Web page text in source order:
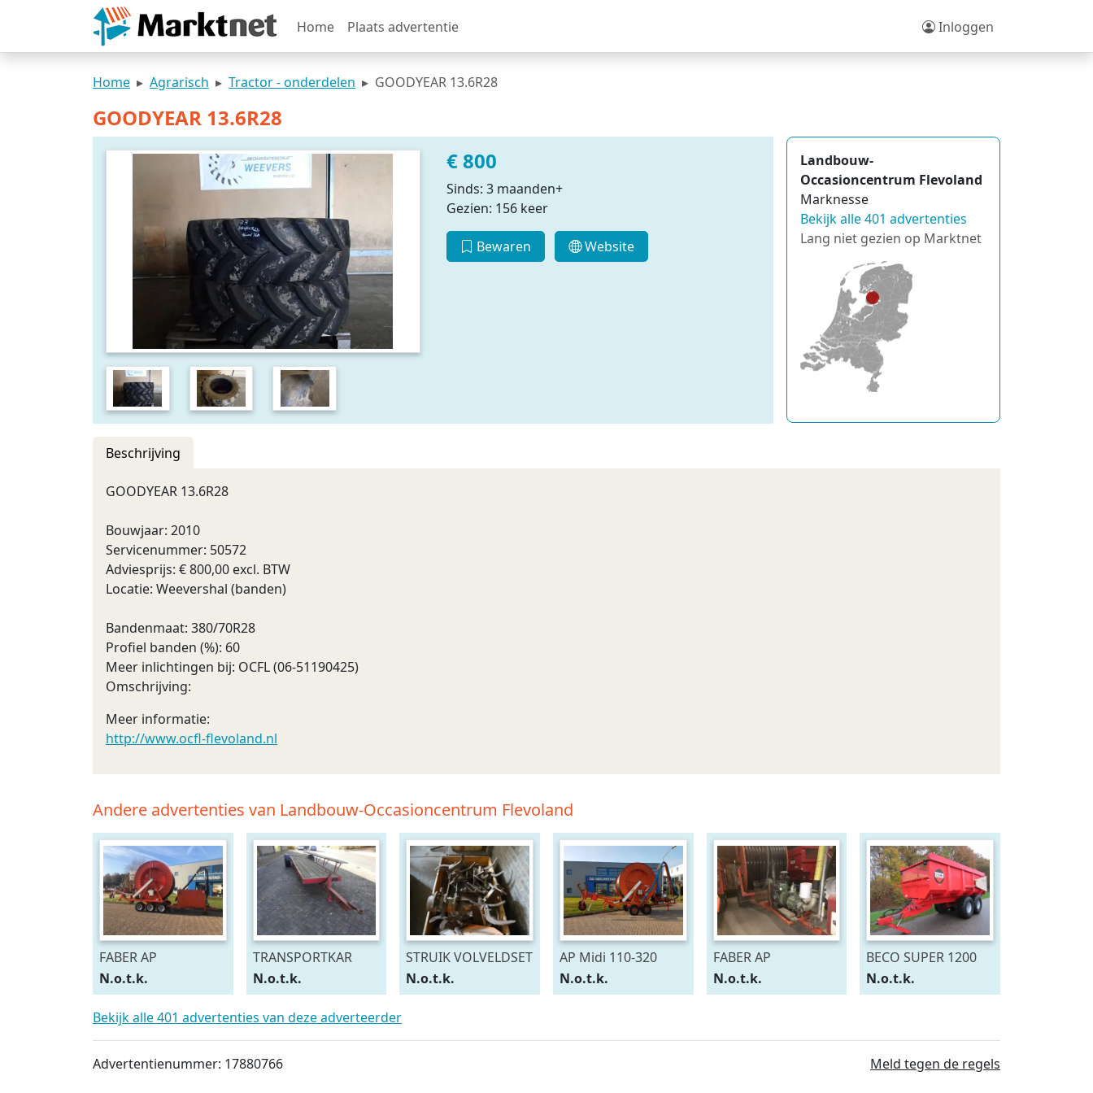
Home Plaats advertentie Inloggen
Home Agrarisch Tractor - onderdelen GOODYEAR 13.6R28
GOODYEAR 13.6R28
€ 800
Sinds: 3 maanden+
Gezien: 156 keer
Bewaren Website
Landbouw-
Occasioncentrum Flevoland
Marknesse
Bekijk alle 401 advertenties
Lang niet gezien op Marktnet
Beschrijving
GOODYEAR 13.6R28
Bouwjaar: 2010
Servicenummer: 50572
Adviesprijs: € 800,00 excl. BTW
Locatie: Weevershal (banden)
Bandenmaat: 380/70R28
Profiel banden (%): 60
Meer inlichtingen bij: OCFL (06-51190425)
Omschrijving:
Meer informatie:
http://www.ocfl-flevoland.nl
Andere advertenties van Landbouw-Occasioncentrum Flevoland
FABER AP
N.o.t.k.
TRANSPORTKAR
N.o.t.k.
STRUIK VOLVELDSET
N.o.t.k.
AP Midi 110-320
N.o.t.k.
FABER AP
N.o.t.k.
BECO SUPER 1200
N.o.t.k.
Bekijk alle 401 advertenties van deze adverteerder
Advertentienummer: 17880766 Meld tegen de regels